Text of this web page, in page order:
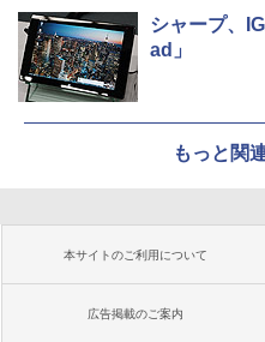
シャープ、
ad」
もっと関
本サイトのご利用について
広告掲載のご案内